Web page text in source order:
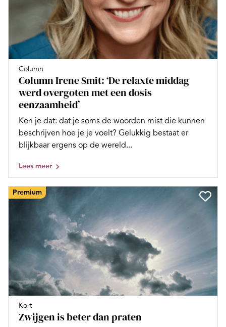
Column
Column Irene Smit: ‘De relaxte middag
werd overgoten met een dosis
eenzaamheid’
Ken je dat: dat je soms de woorden mist die kunnen
beschrijven hoe je je voelt? Gelukkig bestaat er
blijkbaar ergens op de wereld...
Lees meer
Premium
Kort
Zwijgen is beter dan praten